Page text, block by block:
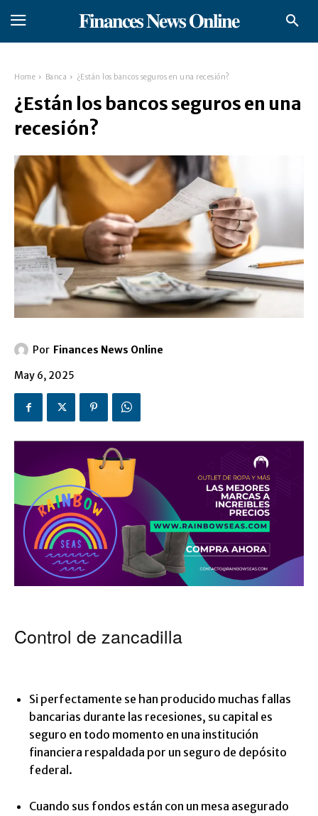
𝐅𝐢𝐧𝐚𝐧𝐜𝐞𝐬 𝐍𝐞𝐰𝐬 𝐎𝐧𝐥𝐢𝐧𝐞
Home Banca ¿Están los bancos seguros en una recesión?
¿Están los bancos seguros en una
recesión?
Por Finances News Online
May 6, 2025
Control de zancadilla
Si perfectamente se han producido muchas fallas
bancarias durante las recesiones, su capital es
seguro en todo momento en una institución
financiera respaldada por un seguro de depósito
federal.
Cuando sus fondos están con un mesa asegurado